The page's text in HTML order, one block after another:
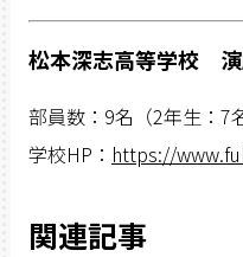
松本深志高等学校
部員数：9名（2年生：7
学校HP： https://
関連記事